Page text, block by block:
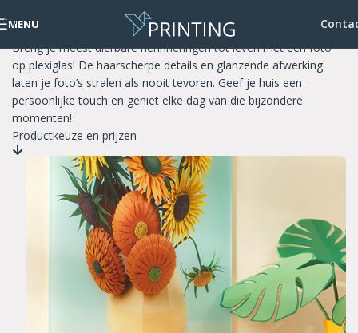
Skip to navigation
Skip to main content
MENU
Foto op plexiglas
Breng je meest dierbare herinneringen tot leven met een foto
op plexiglas! De haarscherpe details en glanzende afwerking
laten je foto’s stralen als nooit tevoren. Geef je huis een
persoonlijke touch en geniet elke dag van die bijzondere
momenten!
Productkeuze en prijzen